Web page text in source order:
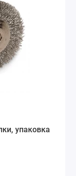
упаковка